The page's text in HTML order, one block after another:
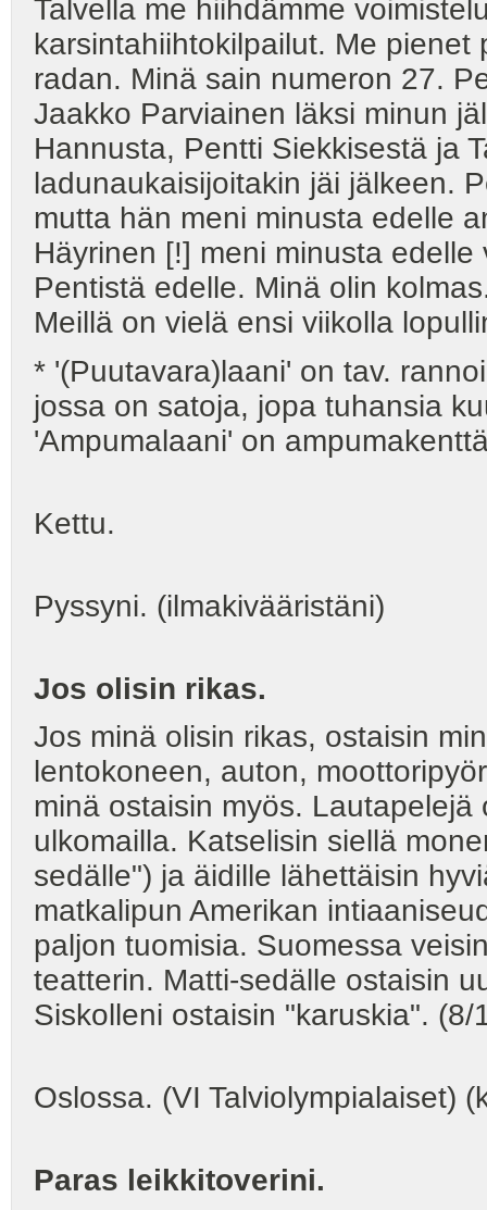
Talvella me hiihdämme
karsintahiihtokilpailut. Me
radan. Minä sain numeron 27.
Jaakko Parviainen läksi minun
Hannusta, Pentti Siekkisestä ja
ladunaukaisijoitakin jäi jälkeen.
mutta hän meni minusta edelle
Häyrinen [!] meni minusta
Pentistä edelle. Minä olin
Meillä on vielä ensi viikolla
* '(Puutavara)laani' on tav.
jossa on satoja, jopa tuhansia
'Ampumalaani' on
Kettu.
Pyssyni. (ilmakivääristäni)
Jos olisin rikas.
Jos minä olisin rikas, ostaisin
lentokoneen, auton,
minä ostaisin myös.
ulkomailla. Katselisin siellä
sedälle") ja äidille lähettäisin
matkalipun Amerikan
paljon tuomisia. Suomessa
teatterin. Matti-sedälle ostaisin
Siskolleni ostaisin "karuskia". (8/
Oslossa. (VI Talviolympialaiset)
Paras leikkitoverini.